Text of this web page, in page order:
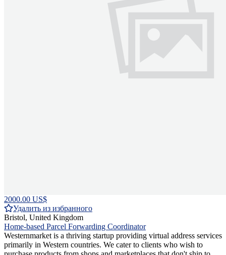
2000.00 US$
Удалить из избранного
Bristol, United Kingdom
Home-based Parcel Forwarding Coordinator
Westernmarket is a thriving startup providing virtual address services
primarily in Western countries. We cater to clients who wish to